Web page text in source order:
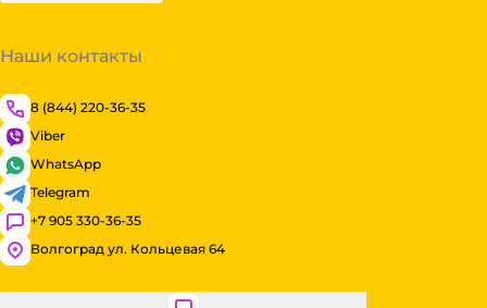
Наши контакты
8 (844) 220-36-35
Viber
WhatsApp
Telegram
+7 905 330-36-35
Волгоград ул. Кольцевая 64